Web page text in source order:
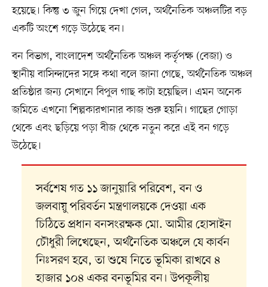
হয়েছে। কিন্তু ৩ জুন গিয়ে দেখা গেল, অর্থনৈতিক অঞ্চলটির বড়
একটি অংশে গড়ে উঠেছে বন।
বন বিভাগ, বাংলাদেশ অর্থনৈতিক অঞ্চল কর্তৃপক্ষ (বেজা) ও
স্থানীয় বাসিন্দাদের সঙ্গে কথা বলে জানা গেছে, অর্থনৈতিক অঞ্চল
প্রতিষ্ঠার জন্য সেখানে বিপুল গাছ কাটা হয়েছিল। এমন অনেক
জমিতে এখনো শিল্পকারখানার কাজ শুরু হয়নি। গাছের গোড়া
থেকে এবং ছড়িয়ে পড়া বীজ থেকে নতুন করে এই বন গড়ে
উঠেছে।
সর্বশেষ গত ১১ জানুয়ারি পরিবেশ, বন ও
জলবায়ু পরিবর্তন মন্ত্রণালয়কে দেওয়া এক
চিঠিতে প্রধান বনসংরক্ষক মো. আমীর হোসাইন
চৌধুরী লিখেছেন, অর্থনৈতিক অঞ্চলে যে কার্বন
নিঃসরণ হবে, তা শুষে নিতে ভূমিকা রাখবে ৪
হাজার ১০৪ একর বনভূমির বন। উপকূলীয়